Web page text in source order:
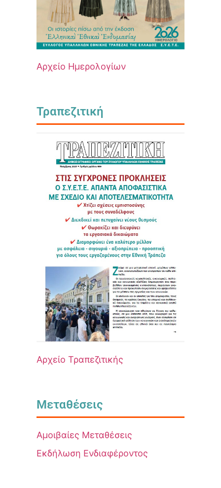
Αρχείο Ημερολογίων
Τραπεζιτική
Αρχείο Τραπεζιτικής
Μεταθέσεις
Αμοιβαίες Μεταθέσεις
Εκδήλωση Ενδιαφέροντος